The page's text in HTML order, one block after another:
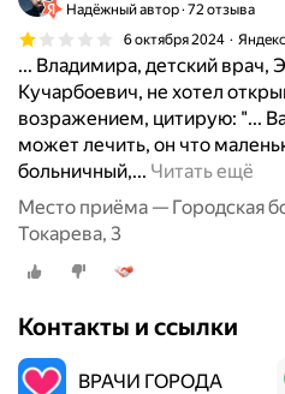
Надёжный автор 72 отзыва
6 октября 2024
... Владимира, детский
Кучарбоевич, не хотел
возражением, цитирую: "...
может лечить, он что
больничный,... Читать ещё
Место приёма — Городская
Токарева, 3
Контакты и ссылки
ВРАЧИ ГОРОДА